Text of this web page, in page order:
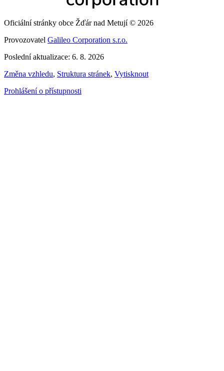
Oficiální stránky obce Žďár nad Metují © 2026
Provozovatel Galileo Corporation s.r.o.
Poslední aktualizace: 6. 8. 2026
Změna vzhledu, Struktura stránek, Vytisknout
Prohlášení o přístupnosti